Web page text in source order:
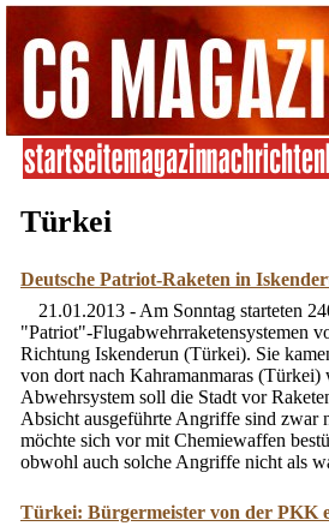
Türkei
Deutsche Patriot-Raketen in
21.01.2013 - Am Sonntag starteten
"Patriot"-Flugabwehrraketensystemen
Richtung Iskenderun (Türkei). Sie
von dort nach Kahramanmaras
Abwehrsystem soll die Stadt vor
Absicht ausgeführte Angriffe sind zwar
möchte sich vor mit Chemiewaffen
obwohl auch solche Angriffe nicht als
Türkei: Bürgermeister von der PKK